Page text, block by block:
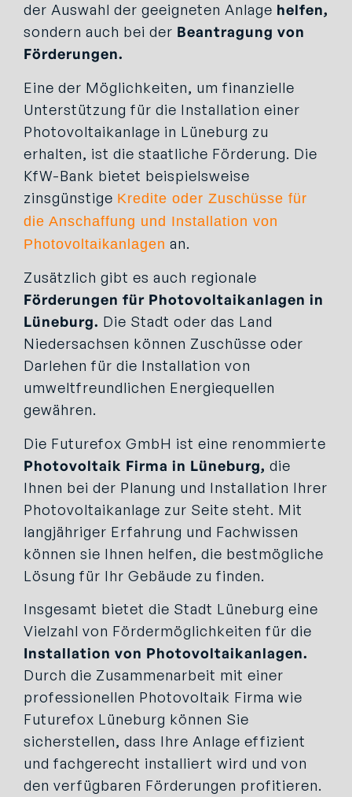
der Auswahl der geeigneten Anlage helfen,
sondern auch bei der Beantragung von
Förderungen.
Eine der Möglichkeiten, um finanzielle
Unterstützung für die Installation einer
Photovoltaikanlage in Lüneburg zu
erhalten, ist die staatliche Förderung. Die
KfW-Bank bietet beispielsweise
zinsgünstige Kredite oder Zuschüsse für
die Anschaffung und Installation von
Photovoltaikanlagen an.
Zusätzlich gibt es auch regionale
Förderungen für Photovoltaikanlagen in
Lüneburg. Die Stadt oder das Land
Niedersachsen können Zuschüsse oder
Darlehen für die Installation von
umweltfreundlichen Energiequellen
gewähren.
Die Futurefox GmbH ist eine renommierte
Photovoltaik Firma in Lüneburg, die
Ihnen bei der Planung und Installation Ihrer
Photovoltaikanlage zur Seite steht. Mit
langjähriger Erfahrung und Fachwissen
können sie Ihnen helfen, die bestmögliche
Lösung für Ihr Gebäude zu finden.
Insgesamt bietet die Stadt Lüneburg eine
Vielzahl von Fördermöglichkeiten für die
Installation von Photovoltaikanlagen.
Durch die Zusammenarbeit mit einer
professionellen Photovoltaik Firma wie
Futurefox Lüneburg können Sie
sicherstellen, dass Ihre Anlage effizient
und fachgerecht installiert wird und von
den verfügbaren Förderungen profitieren.